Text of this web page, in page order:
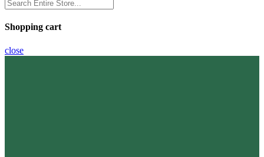
Shopping cart
close